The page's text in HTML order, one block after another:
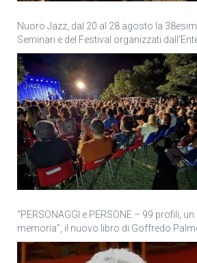
Nuoro Jazz, dal 20 al 28 agosto la
Seminari e del Festival organizzati
“PERSONAGGI e PERSONE – 99 profili,
memoria”, il nuovo libro di Goffredo